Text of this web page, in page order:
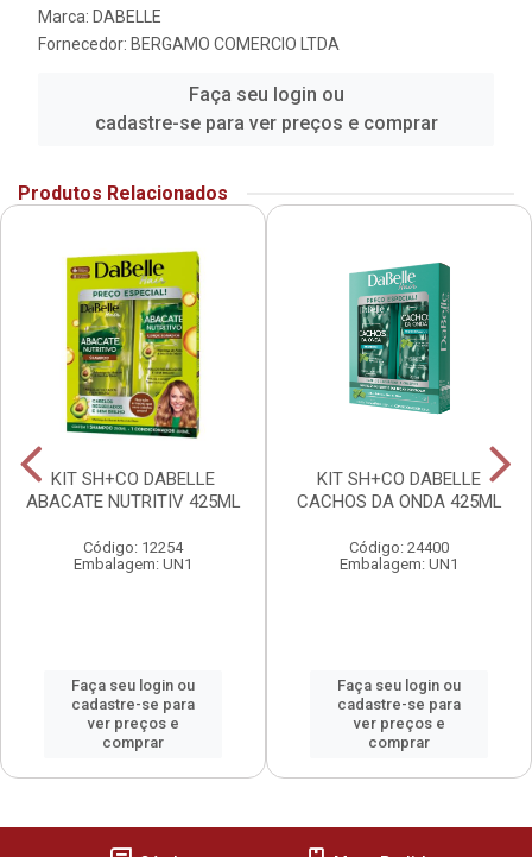
Marca: DABELLE
Fornecedor: BERGAMO COMERCIO LTDA
Faça seu login ou
cadastre-se para ver preços e comprar
Produtos Relacionados
KIT SH+CO DABELLE
ABACATE NUTRITIV 425ML
Código: 12254
Embalagem: UN1
Faça seu login ou
cadastre-se para
ver preços e
comprar
KIT SH+CO DABELLE
CACHOS DA ONDA 425ML
Código: 24400
Embalagem: UN1
Faça seu login ou
cadastre-se para
ver preços e
comprar